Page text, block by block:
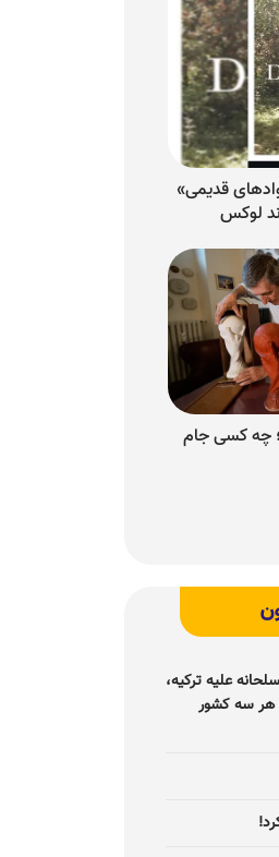
قدیمی»
لوکس
چه کسی جام
علیه ترکیه،
هر سه کشور